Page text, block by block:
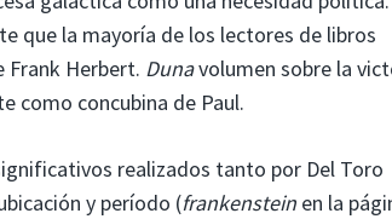
que la mayoría de los lectores de libros
Frank Herbert. Dunavolumen sobre la
como concubina de Paul.
realizados tanto por Del Toro
y período (frankenstein en la